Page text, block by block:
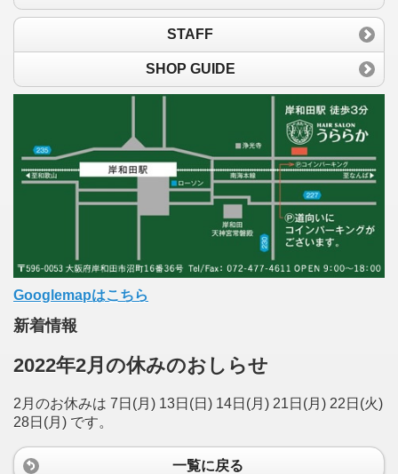
STAFF
SHOP GUIDE
Googlemapはこちら
新着情報
2022年2月の休みのおしらせ
2月のお休みは 7日(月) 13日(日) 14日(月) 21日(月) 22日(火)
28日(月) です。
一覧に戻る